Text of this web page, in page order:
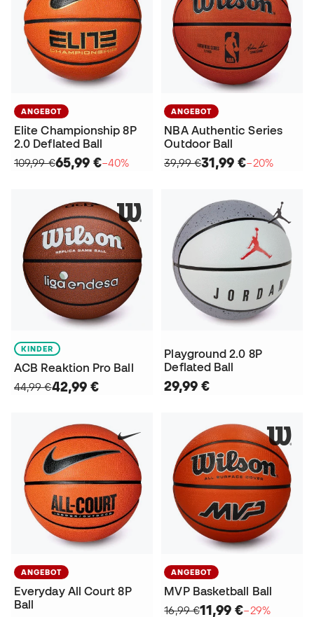
ANGEBOT
Elite Championship 8P
2.0 Deflated Ball
109,99 €65,99 €−40%
ANGEBOT
NBA Authentic Series
Outdoor Ball
39,99 €31,99 €−20%
KINDER
ACB Reaktion Pro Ball
44,99 €42,99 €
Playground 2.0 8P
Deflated Ball
29,99 €
ANGEBOT
Everyday All Court 8P
Ball
ANGEBOT
MVP Basketball Ball
16,99 €11,99 €−29%